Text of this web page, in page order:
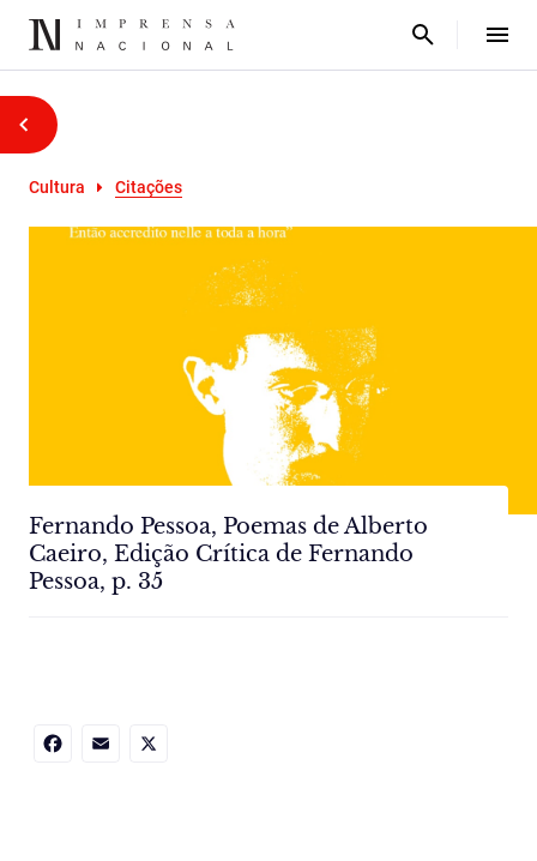
Cultura Citações
Fernando Pessoa, Poemas de Alberto
Caeiro, Edição Crítica de Fernando
Pessoa, p. 35